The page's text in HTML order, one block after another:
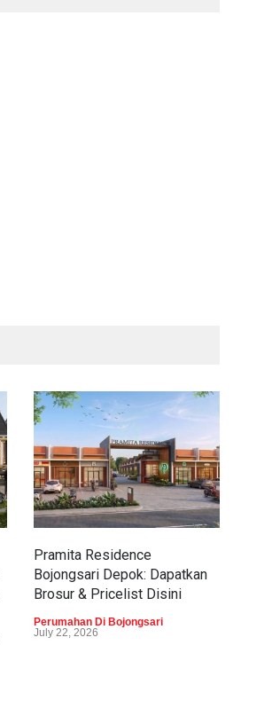
Pramita Residence
Bojongsari Depok: Dapatkan
Brosur & Pricelist Disini
Perumahan Di Bojongsari
July 22, 2026